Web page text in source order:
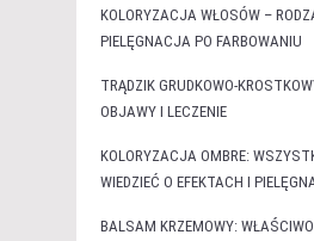
KOLORYZACJA WŁOSÓW –
PIELĘGNACJA PO FARBOWANIU
TRĄDZIK GRUDKOWO-
OBJAWY I LECZENIE
KOLORYZACJA OMBRE:
WIEDZIEĆ O EFEKTACH I
BALSAM KRZEMOWY: